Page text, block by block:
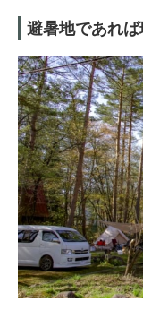
避暑地であれ